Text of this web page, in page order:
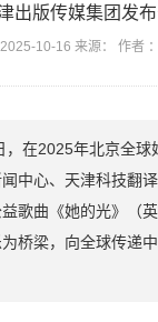
出版传媒集团发
10-16 来源： 作者
，在2025年北京全球
中心、天津科技翻
歌曲《她的光》（
桥梁，向全球传递